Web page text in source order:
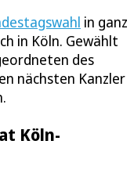
in ganz
in Köln. Gewählt
des
nächsten Kanzler
Köln-